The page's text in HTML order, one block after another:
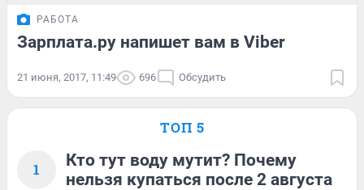
РАБОТА
Зарплата.ру напишет вам в Viber
21 июня, 2017, 11:49 696 Обсудить
ТОП 5
1
Кто тут воду мутит? Почему
нельзя купаться после 2 августа